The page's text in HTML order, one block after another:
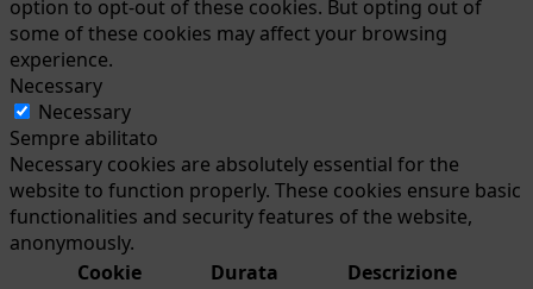
option to opt-out of these cookies. But opting out of
some of these cookies may affect your browsing
experience.
Necessary
Necessary
Sempre abilitato
Necessary cookies are absolutely essential for the
website to function properly. These cookies ensure basic
functionalities and security features of the website,
anonymously.
Cookie
Durata Descrizione